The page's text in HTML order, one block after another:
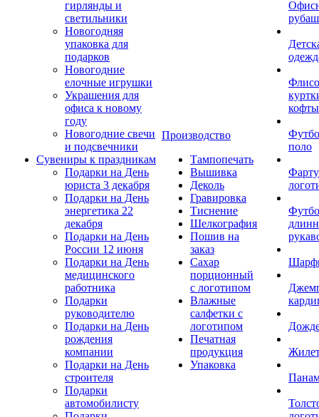
гирлянды и
светильники
Новогодняя
упаковка для
подарков
Новогодние
елочные игрушки
Украшения для
офиса к новому
году
Новогодние свечи
и подсвечники
Сувениры к праздникам
Подарки на День
юриста 3 декабря
Подарки на День
энергетика 22
декабря
Подарки на День
России 12 июня
Подарки на День
медицинского
работника
Подарки
руководителю
Подарки на День
рождения
компании
Подарки на День
строителя
Подарки
автомобилисту
Производство
Тампопечать
Вышивка
Деколь
Гравировка
Тиснение
Шелкография
Пошив на
заказ
Сахар
порционный
с логотипом
Влажные
салфетки с
логотипом
Печатная
продукция
Упаковка
кофты
поло